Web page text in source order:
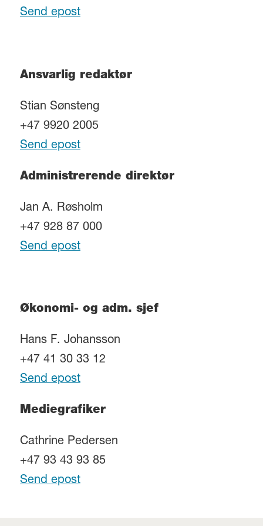
Send epost
Ansvarlig redaktør
Stian Sønsteng
+47 9920 2005
Send epost
Administrerende direktør
Jan A. Røsholm
+47 928 87 000
Send epost
Økonomi- og adm. sjef
Hans F. Johansson
+47 41 30 33 12
Send epost
Mediegrafiker
Cathrine Pedersen
+47 93 43 93 85
Send epost